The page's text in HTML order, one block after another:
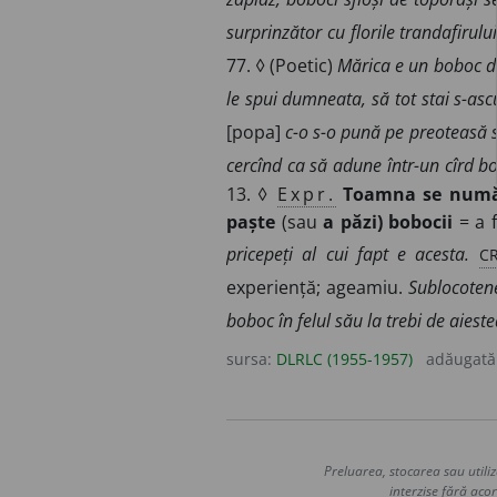
surprinzător cu florile trandafirului.
77. ◊ (Poetic)Mărica e un boboc
le spui dumneata, să tot stai s-
[popa]c-o s-o pună pe preoteasă
cercînd ca să adune într-un cîrd
13. ◊ Expr. Toamna se
paște (sau a păzi) bobocii = a
pricepeți al cui fapt e acesta.
experiență; ageamiu.
boboc în felul său la trebi de
sursa: DLRLC (1955-1957)
Preluarea, stocarea sau
interzise fără